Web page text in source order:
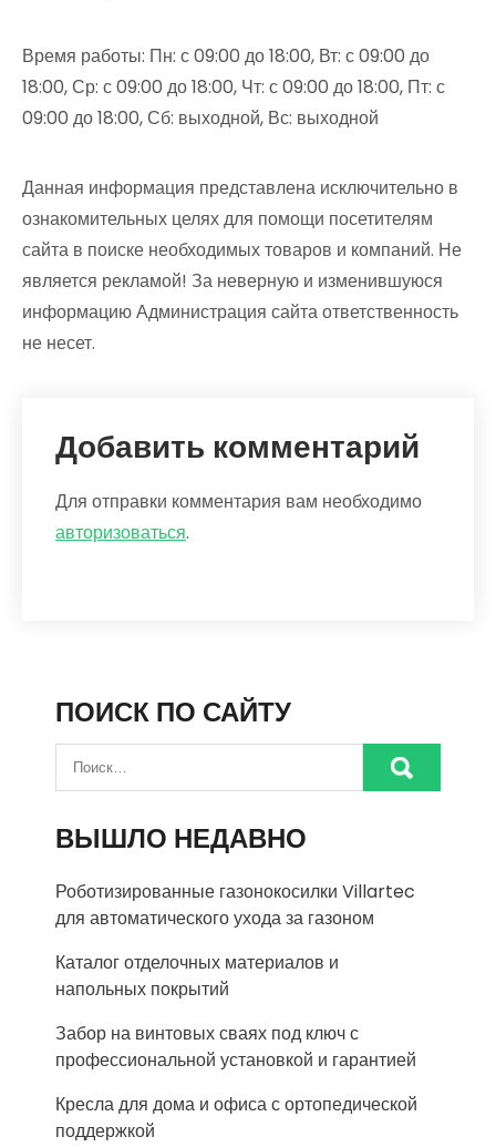
Время работы: Пн: с 09:00 до 18:00, Вт: с 09:00 до
18:00, Ср: с 09:00 до 18:00, Чт: с 09:00 до 18:00, Пт: с
09:00 до 18:00, Сб: выходной, Вс: выходной
Данная информация представлена исключительно в
ознакомительных целях для помощи посетителям
сайта в поиске необходимых товаров и компаний. Не
является рекламой! За неверную и изменившуюся
информацию Администрация сайта ответственность
не несет.
Добавить комментарий
Для отправки комментария вам необходимо
авторизоваться.
ПОИСК ПО САЙТУ
ВЫШЛО НЕДАВНО
Роботизированные газонокосилки Villartec
для автоматического ухода за газоном
Каталог отделочных материалов и
напольных покрытий
Забор на винтовых сваях под ключ с
профессиональной установкой и гарантией
Кресла для дома и офиса с ортопедической
поддержкой